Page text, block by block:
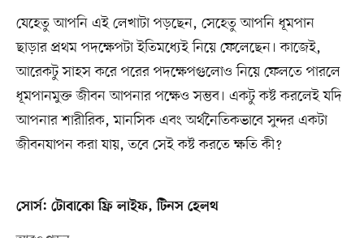
যেহেতু আপনি এই লেখাটা পড়ছেন, সেহেতু আপনি ধূমপান
ছাড়ার প্রথম পদক্ষেপটা ইতিমধ্যেই নিয়ে ফেলেছেন। কাজেই,
আরেকটু সাহস করে পরের পদক্ষেপগুলোও নিয়ে ফেলতে পারলে
ধূমপানমুক্ত জীবন আপনার পক্ষেও সম্ভব। একটু কষ্ট করলেই যদি
আপনার শারীরিক, মানসিক এবং অর্থনৈতিকভাবে সুন্দর একটা
জীবনযাপন করা যায়, তবে সেই কষ্ট করতে ক্ষতি কী?
সোর্স: টোবাকো ফ্রি লাইফ, টিনস হেলথ